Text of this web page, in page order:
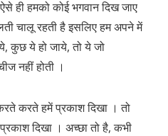
ही हमको कोई भगवान दिख जाए
चालू रहती है इसलिए हम अपने में
कुछ ये हो जाये, तो ये जो
नहीं होती ।
करते हमें प्रकाश दिखा । तो
प्रकाश दिखा । अच्छा तो है, कभी